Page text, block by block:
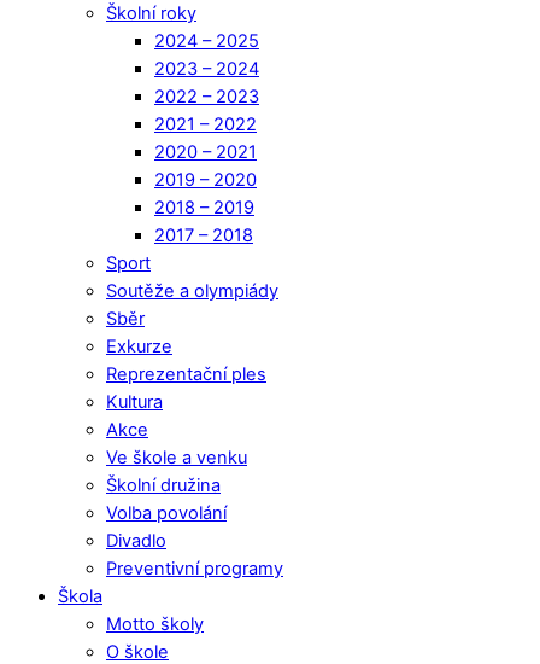
Školní roky
2024 – 2025
2023 – 2024
2022 – 2023
2021 – 2022
2020 – 2021
2019 – 2020
2018 – 2019
2017 – 2018
Sport
Soutěže a olympiády
Sběr
Exkurze
Reprezentační ples
Kultura
Akce
Ve škole a venku
Školní družina
Volba povolání
Divadlo
Preventivní programy
Škola
Motto školy
O škole